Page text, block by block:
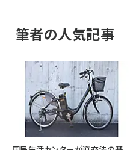
筆者の人気記事